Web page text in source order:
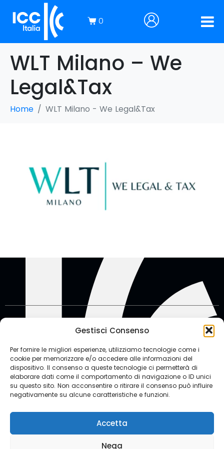
Gestisci Consenso
Per fornire le migliori esperienze, utilizziamo tecnologie come i
cookie per memorizzare e/o accedere alle informazioni del
dispositivo. Il consenso a queste tecnologie ci permetterà di
elaborare dati come il comportamento di navigazione o ID unici
su questo sito. Non acconsentire o ritirare il consenso può influire
negativamente su alcune caratteristiche e funzioni.
Accetta
Nega
0
WLT Milano – We
Legal&Tax
Home WLT Milano - We Legal&Tax
© CAMERA DI COMMERCIO INTERNAZIONALE
Via Barnaba Oriani, 34 – 00197 Roma
Contatti
01863550586